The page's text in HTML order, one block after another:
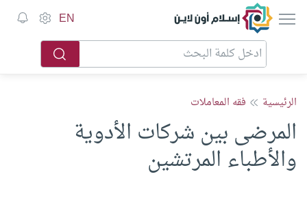
إسلام أون لاين EN
الرئيسية فقه المعاملات
المرضى بين شركات الأدوية
والأطباء المرتشين